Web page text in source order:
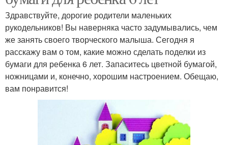
Здравствуйте, дорогие родители маленьких
рукодельников! Вы наверняка часто задумывались, чем
же занять своего творческого малыша. Сегодня я
расскажу вам о том, какие можно сделать поделки из
бумаги для ребенка 6 лет. Запаситесь цветной бумагой,
ножницами и, конечно, хорошим настроением. Обещаю,
вам понравится!